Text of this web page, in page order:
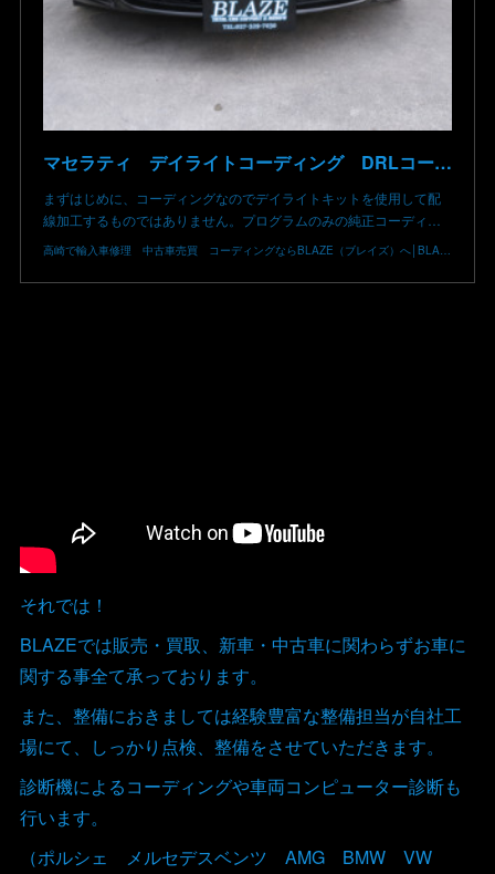
マセラティ デイライトコーディング DRLコーディング クワトロポルテ 群馬県高崎市 株式会社BLAZE
まずはじめに、コーディングなのでデイライトキットを使用して配
線加工するものではありません。プログラムのみの純正コーディ…
それでは！
BLAZEでは販売・買取、新車・中古車に関わらずお車に
関する事全て承っております。
また、整備におきましては経験豊富な整備担当が自社工
場にて、しっかり点検、整備をさせていただきます。
診断機によるコーディングや車両コンピューター診断も
行います。
（ポルシェ メルセデスベンツ AMG BMW VW